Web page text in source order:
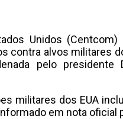
Unidos
contra alvos militares
pelo presidente
militares dos EUA
em nota oficial